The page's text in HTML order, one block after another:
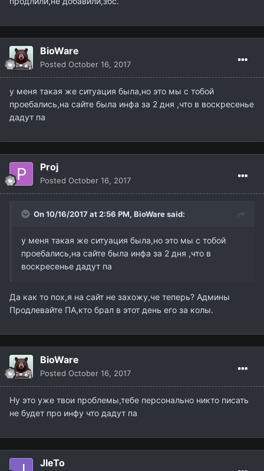
BioWare
Posted October 16, 2017
у меня такая же ситуация была,но это мы с тобой
проебались,на сайте была инфа за 2 дня ,что в воскресенье
дадут па
Proj
Posted October 16, 2017
On 10/16/2017 at 2:56 PM, BioWaresaid:
у меня такая же ситуация была,но это мы с тобой
проебались,на сайте была инфа за 2 дня ,что в
воскресенье дадут па
Да как то пох,я на сайт не захожу,че теперь? Админы
Продлевайте ПА,кто брал в этот день его за колы.
BioWare
Posted October 16, 2017
Ну это уже твои проблемы,тебе персонально никто писать
не будет про инфу что дадут па
JIeTo